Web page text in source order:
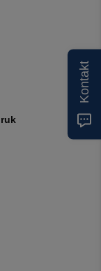
Kontakt